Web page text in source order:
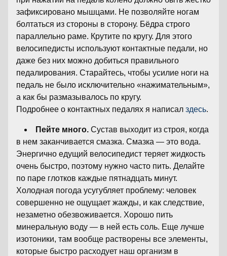
зафиксировано мышцами. Не позволяйте ногам
болтаться из стороны в сторону. Бёдра строго
параллельно раме. Крутите по кругу. Для этого
велосипедисты используют контактные педали, но
даже без них можно добиться правильного
педалирования. Старайтесь, чтобы усилие ноги на
педаль не было исключительно «нажимательным»,
а как бы размазывалось по кругу.
Подробнее о контактных педалях я написал здесь.
Пейте много. Сустав выходит из строя, когда
в нем заканчивается смазка. Смазка — это вода.
Энергично едущий велосипедист теряет жидкость
очень быстро, поэтому нужно часто пить. Делайте
по паре глотков каждые пятнадцать минут.
Холодная погода усугубляет проблему: человек
совершенно не ощущает жажды, и как следствие,
незаметно обезвоживается. Хорошо пить
минеральную воду — в ней есть соль. Еще лучше
изотоники, там вообще растворены все элементы,
которые быстро расходует наш организм в